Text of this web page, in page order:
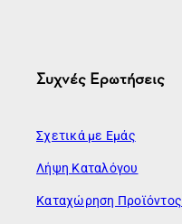
Συχνές Ερωτήσεις
Σχετικά με Εμάς
Λήψη Καταλόγου
Καταχώρηση Προϊόντος